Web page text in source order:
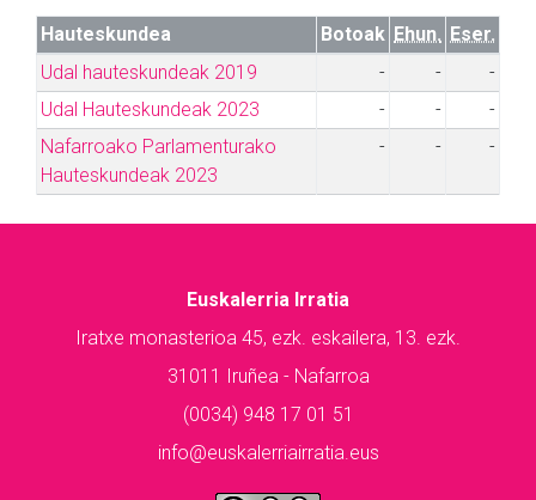
Hauteskundea Botoak Ehun. Eser.
Udal hauteskundeak 2019
- -
-
Udal Hauteskundeak 2023
- -
-
Nafarroako Parlamenturako
Hauteskundeak 2023
- - -
Euskalerria Irratia
Iratxe monasterioa 45, ezk. eskailera, 13. ezk.
31011 Iruñea - Nafarroa
(0034) 948 17 01 51
info@euskalerriairratia.eus